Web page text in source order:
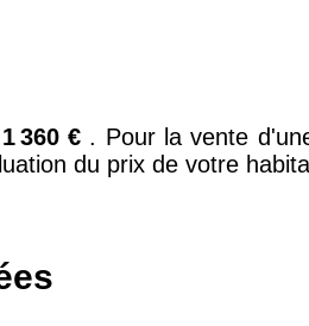
1 360 € . Pour la vente
du prix de votre